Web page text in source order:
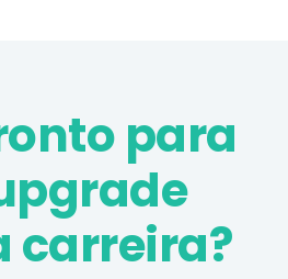
para
carreira?